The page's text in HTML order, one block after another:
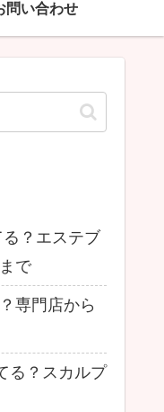
問い合わせ
？エステブ
で
専門店から
る？スカルプ